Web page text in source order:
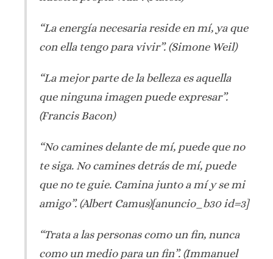
“La energía necesaria reside en mí, ya que
con ella tengo para vivir”.(Simone Weil)
“La mejor parte de la belleza es aquella
que ninguna imagen puede expresar”.
(Francis Bacon)
“No camines delante de mí, puede que no
te siga. No camines detrás de mí, puede
que no te guie. Camina junto a mí y se mi
amigo”.(Albert Camus)[anuncio_b30 id=3]
“Trata a las personas como un fin, nunca
como un medio para un fin”.(Immanuel